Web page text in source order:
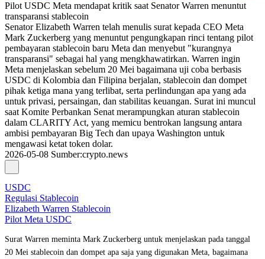
Pilot USDC Meta mendapat kritik saat Senator Warren menuntut
transparansi stablecoin
Senator Elizabeth Warren telah menulis surat kepada CEO Meta
Mark Zuckerberg yang menuntut pengungkapan rinci tentang pilot
pembayaran stablecoin baru Meta dan menyebut "kurangnya
transparansi" sebagai hal yang mengkhawatirkan. Warren ingin
Meta menjelaskan sebelum 20 Mei bagaimana uji coba berbasis
USDC di Kolombia dan Filipina berjalan, stablecoin dan dompet
pihak ketiga mana yang terlibat, serta perlindungan apa yang ada
untuk privasi, persaingan, dan stabilitas keuangan. Surat ini muncul
saat Komite Perbankan Senat merampungkan aturan stablecoin
dalam CLARITY Act, yang memicu bentrokan langsung antara
ambisi pembayaran Big Tech dan upaya Washington untuk
mengawasi ketat token dolar.
2026-05-08 Sumber:crypto.news
USDC
Regulasi Stablecoin
Elizabeth Warren Stablecoin
Pilot Meta USDC
Surat Warren meminta Mark Zuckerberg untuk menjelaskan pada tanggal
20 Mei stablecoin dan dompet apa saja yang digunakan Meta, bagaimana